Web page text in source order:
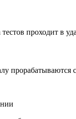
тестов проходит в
прорабатываются